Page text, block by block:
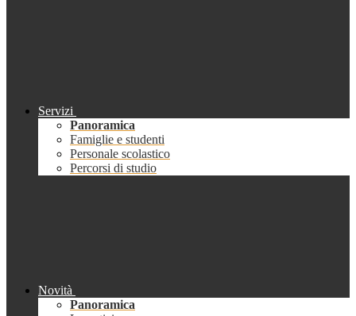
Servizi
Panoramica
Famiglie e studenti
Personale scolastico
Percorsi di studio
Novità
Panoramica